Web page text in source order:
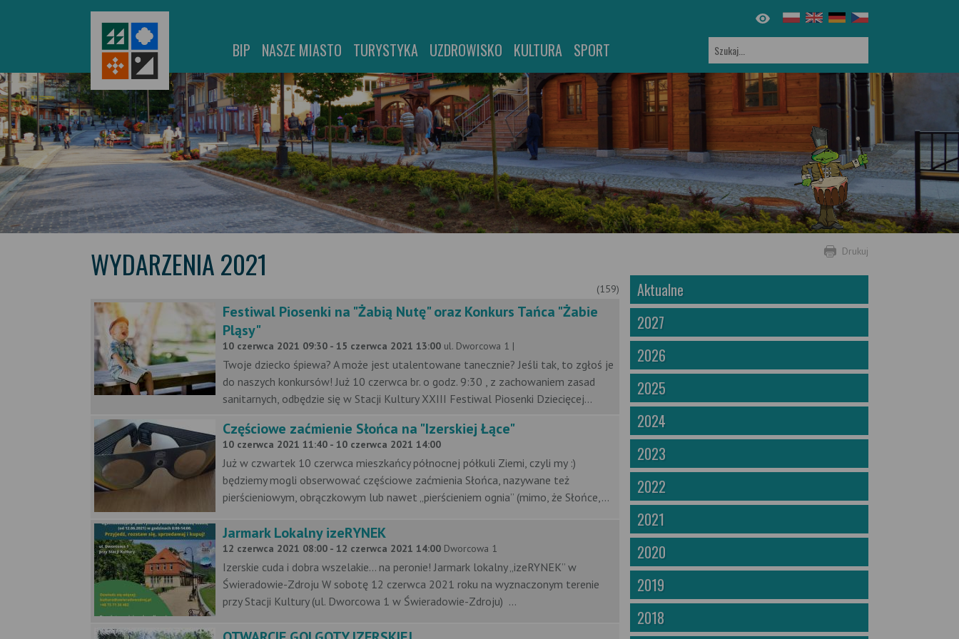
BIP NASZE MIASTO TURYSTYKA UZDROWISKO KULTURA SPORT
Drukuj
WYDARZENIA 2021
(159)
Festiwal Piosenki na "Żabią Nutę" oraz Konkurs Tańca "Żabie
Pląsy"
10 czerwca 2021 09:30 - 15 czerwca 2021 13:00 ul. Dworcowa 1 |
Twoje dziecko śpiewa? A może jest utalentowane tanecznie? Jeśli tak, to zgłoś je
do naszych konkursów! Już 10 czerwca br. o godz. 9:30 , z zachowaniem zasad
sanitarnych, odbędzie się w Stacji Kultury XXIII Festiwal Piosenki Dziecięcej...
Częściowe zaćmienie Słońca na "Izerskiej Łące"
10 czerwca 2021 11:40 - 10 czerwca 2021 14:00
Już w czwartek 10 czerwca mieszkańcy północnej półkuli Ziemi, czyli my :)
będziemy mogli obserwować częściowe zaćmienia Słońca, nazywane też
pierścieniowym, obrączkowym lub nawet „pierścieniem ognia” (mimo, że Słońce,...
Jarmark Lokalny izeRYNEK
12 czerwca 2021 08:00 - 12 czerwca 2021 14:00 Dworcowa 1
Izerskie cuda i dobra wszelakie… na peronie! Jarmark lokalny „izeRYNEK” w
Świeradowie-Zdroju W sobotę 12 czerwca 2021 roku na wyznaczonym terenie
przy Stacji Kultury (ul. Dworcowa 1 w Świeradowie-Zdroju) ...
Aktualne
2027
2026
2025
2024
2023
2022
2021
2020
2019
2018